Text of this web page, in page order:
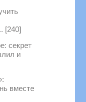
[240]
секрет
и
вместе